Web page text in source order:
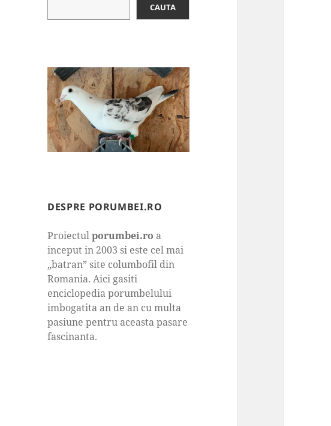
CAUTA
DESPRE PORUMBEI.RO
Proiectulporumbei.ro a
inceput in 2003 si este cel mai
„batran” site columbofil din
Romania. Aici gasiti
enciclopedia porumbelului
imbogatita an de an cu multa
pasiune pentru aceasta pasare
fascinanta.